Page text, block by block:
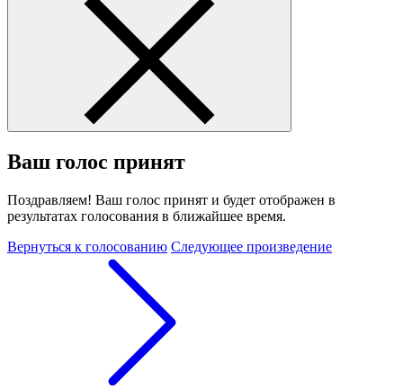
Ваш голос принят
Поздравляем! Ваш голос принят и будет отображен в
результатах голосования в ближайшее время.
Вернуться к голосованию Следующее произведение